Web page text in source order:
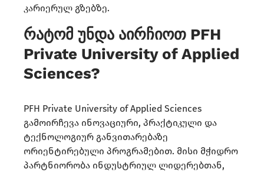
კარიერულ გზებზე.
რატომ უნდა აირჩიოთ PFH
Private University of Applied
Sciences?
PFH Private University of Applied Sciences
გამოირჩევა ინოვაციური, პრაქტიკული და
ტექნოლოგიურ განვითარებაზე
ორიენტირებული პროგრამებით. მისი მჭიდრო
პარტნიორობა ინდუსტრიულ ლიდერებთან,